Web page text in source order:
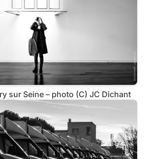
sur Seine – photo (C) JC Dichant